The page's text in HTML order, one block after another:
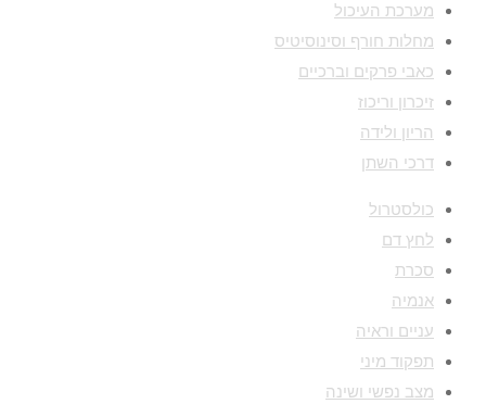
מערכת העיכול
מחלות חורף וסינוסיטיס
כאבי פרקים וברכיים
זיכרון וריכוז
הריון ולידה
דרכי השתן
כולסטרול
לחץ דם
סכרת
אנמיה
עניים וראיה
תפקוד מיני
מצב נפשי ושינה